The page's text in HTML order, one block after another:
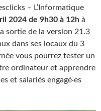
– L’Informatique
2024 de 9h30 à 12h à
sortie de la version 21.3
dans ses locaux du 3
vous pourrez tester un
ordinateur et apprendre
et salariés engagé·es